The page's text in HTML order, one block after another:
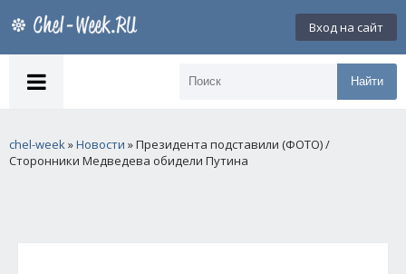
Вход на сайт
Найти
chel-week»Новости » Президента подставили (ФОТО) /
Сторонники Медведева обидели Путина